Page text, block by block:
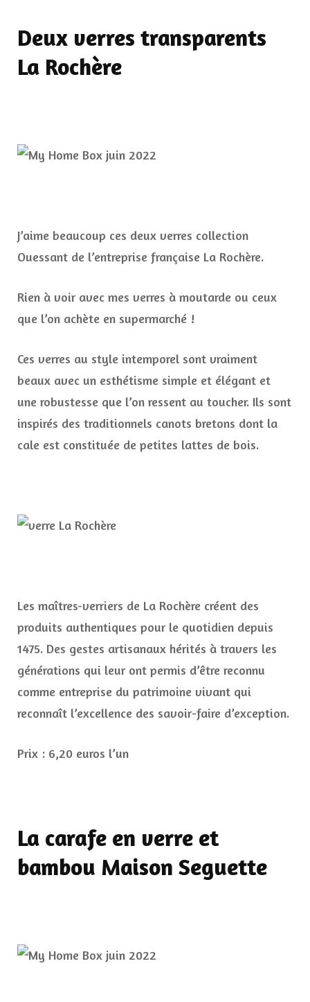
Deux verres transparents
La Rochère
J’aime beaucoup ces deux verres collection
Ouessant de l’entreprise française La Rochère.
Rien à voir avec mes verres à moutarde ou ceux
que l’on achète en supermarché !
Ces verres au style intemporel sont vraiment
beaux avec un esthétisme simple et élégant et
une robustesse que l’on ressent au toucher. Ils sont
inspirés des traditionnels canots bretons dont la
cale est constituée de petites lattes de bois.
Les maîtres-verriers de La Rochère créent des
produits authentiques pour le quotidien depuis
1475. Des gestes artisanaux hérités à travers les
générations qui leur ont permis d’être reconnu
comme entreprise du patrimoine vivant qui
reconnaît l’excellence des savoir-faire d’exception.
Prix : 6,20 euros l’un
La carafe en verre et
bambou Maison Seguette